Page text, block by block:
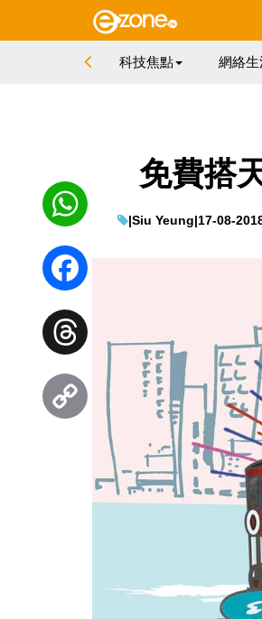
科技焦點 網絡生
免費搭
|Siu Yeung|17-08-
WhatsApp
Facebook
Threads
Link